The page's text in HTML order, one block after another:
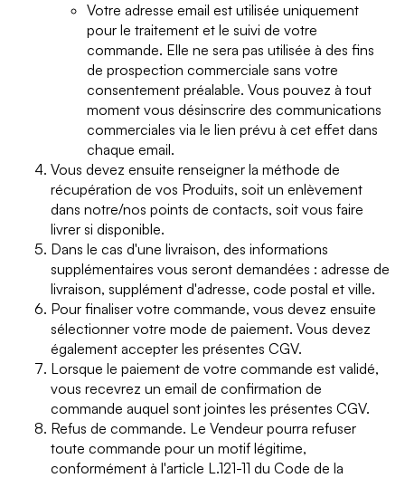
Votre adresse email est utilisée uniquement
pour le traitement et le suivi de votre
commande. Elle ne sera pas utilisée à des fins
de prospection commerciale sans votre
consentement préalable. Vous pouvez à tout
moment vous désinscrire des communications
commerciales via le lien prévu à cet effet dans
chaque email.
Vous devez ensuite renseigner la méthode de
récupération de vos Produits, soit un enlèvement
dans notre/nos points de contacts, soit vous faire
livrer si disponible.
Dans le cas d'une livraison, des informations
supplémentaires vous seront demandées : adresse de
livraison, supplément d'adresse, code postal et ville.
Pour finaliser votre commande, vous devez ensuite
sélectionner votre mode de paiement. Vous devez
également accepter les présentes CGV.
Lorsque le paiement de votre commande est validé,
vous recevrez un email de confirmation de
commande auquel sont jointes les présentes CGV.
Refus de commande. Le Vendeur pourra refuser
toute commande pour un motif légitime,
conformément à l'article L.121-11 du Code de la